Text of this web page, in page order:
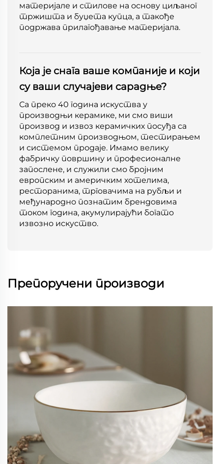
материјале и стилове на основу циљаног
тржишта и буџета купца, а такође
подржава прилагођавање материјала.
Која је снага ваше компаније и који
су ваши случајеви сарадње?
Са преко 40 година искуства у
производњи керамике, ми смо виши
производ и извоз керамичких посуђа са
комплетним производњом, тестирањем
и системом продаје. Имамо велику
фабричку површину и професионалне
запослене, и служили смо бројним
европским и америчким хотелима,
ресторанима, трговачима на рубљи и
међународно познатим брендовима
током година, акумулирајући богато
извозно искуство.
Препоручени производи